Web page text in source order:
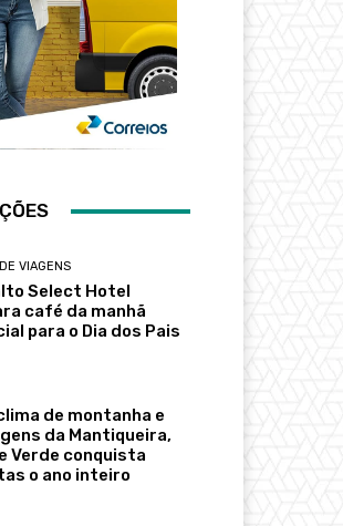
VIAGENS
Select Hotel
café da manhã
para o Dia dos Pais
de montanha e
da Mantiqueira,
Verde conquista
o ano inteiro